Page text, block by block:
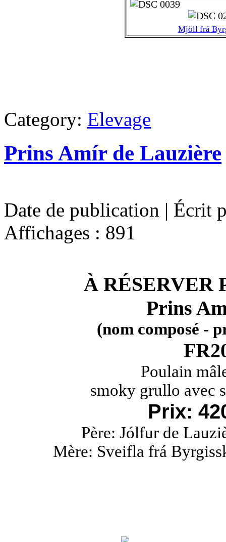
Mjöll frá
Category: Elevage
Prins Amír de Lauzière
Date de publication | Écrit
Affichages : 891
À RÉSERVER
Prins
(nom composé -
Poulain
smoky grullo avec
Prix:
Père: Jólfur de
Mère: Sveifla frá